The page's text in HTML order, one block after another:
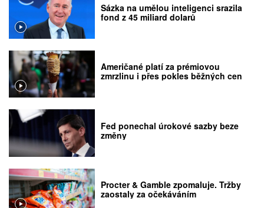
Sázka na umělou inteligenci srazila
fond z 45 miliard dolarů
Američané platí za prémiovou
zmrzlinu i přes pokles běžných cen
Fed ponechal úrokové sazby beze
změny
Procter & Gamble zpomaluje. Tržby
zaostaly za očekáváním